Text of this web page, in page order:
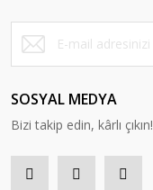
SOSYAL MEDYA
Bizi takip edin, kârlı çıkın!